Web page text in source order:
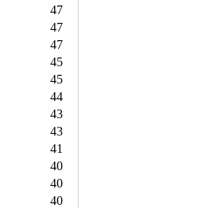
47
47
47
45
45
44
43
43
41
40
40
40